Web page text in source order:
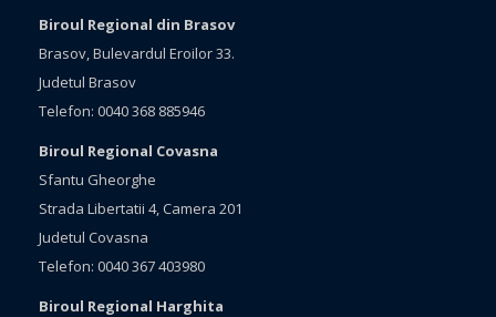
Biroul Regional din Brasov
Brasov, Bulevardul Eroilor 33.
Judetul Brasov
Telefon: 0040 368 885946
Biroul Regional Covasna
Sfantu Gheorghe
Strada Libertatii 4, Camera 201
Judetul Covasna
Telefon: 0040 367 403980
Biroul Regional Harghita